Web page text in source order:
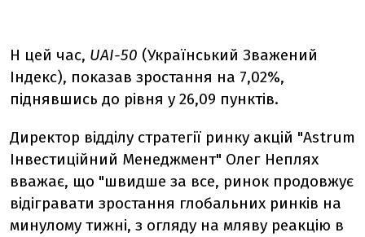
Н цей час, UAI-50 (Український Зважений
Індекс), показав зростання на 7,02%,
піднявшись до рівня у 26,09 пунктів.
Директор відділу стратегії ринку акцій "Astrum
Інвестиційний Менеджмент" Олег Неплях
вважає, що "швидше за все, ринок продовжує
відігравати зростання глобальних ринків на
минулому тижні, з огляду на мляву реакцію в